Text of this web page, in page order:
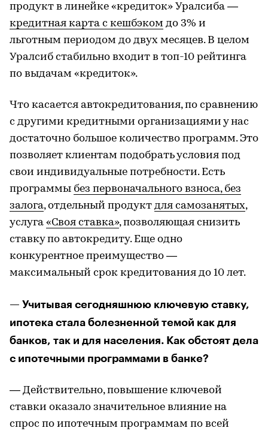
продукт в линейке «кредиток» Уралсиба —
кредитная карта с кешбэком до 3% и
льготным периодом до двух месяцев. В целом
Уралсиб стабильно входит в топ-10 рейтинга
по выдачам «кредиток».
Что касается автокредитования, по сравнению
с другими кредитными организациями у нас
достаточно большое количество программ. Это
позволяет клиентам подобрать условия под
свои индивидуальные потребности. Есть
программы без первоначального взноса, без
залога, отдельный продукт для самозанятых,
услуга «Своя ставка», позволяющая снизить
ставку по автокредиту. Еще одно
конкурентное преимущество —
максимальный срок кредитования до 10 лет.
— Учитывая сегодняшнюю ключевую ставку,
ипотека стала болезненной темой как для
банков, так и для населения. Как обстоят дела
с ипотечными программами в банке?
— Действительно, повышение ключевой
ставки оказало значительное влияние на
спрос по ипотечным программам по всей